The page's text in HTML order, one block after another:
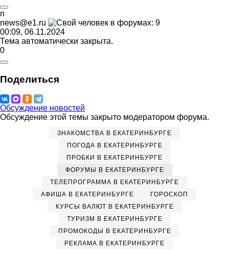
n
news@e1.ru
00:09, 06.11.2024
Тема автоматически закрыта.
0
Поделиться
Обсуждение новостей
Обсуждение этой темы закрыто модератором форума.
ЗНАКОМСТВА В ЕКАТЕРИНБУРГЕ
ПОГОДА В ЕКАТЕРИНБУРГЕ
ПРОБКИ В ЕКАТЕРИНБУРГЕ
ФОРУМЫ В ЕКАТЕРИНБУРГЕ
ТЕЛЕПРОГРАММА В ЕКАТЕРИНБУРГЕ
АФИША В ЕКАТЕРИНБУРГЕ
ГОРОСКОП
КУРСЫ ВАЛЮТ В ЕКАТЕРИНБУРГЕ
ТУРИЗМ В ЕКАТЕРИНБУРГЕ
ПРОМОКОДЫ В ЕКАТЕРИНБУРГЕ
РЕКЛАМА В ЕКАТЕРИНБУРГЕ